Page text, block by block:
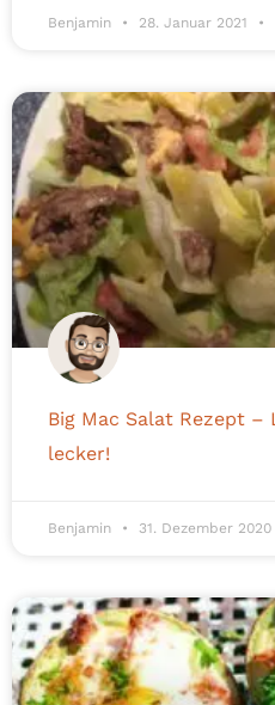
Benjamin 28. Januar 2021
Big Mac Salat Rezept –
lecker!
Benjamin 31. Dezember 2020